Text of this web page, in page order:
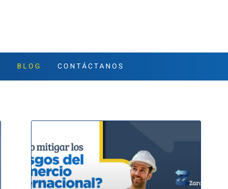
BLOG CONTÁCTANOS